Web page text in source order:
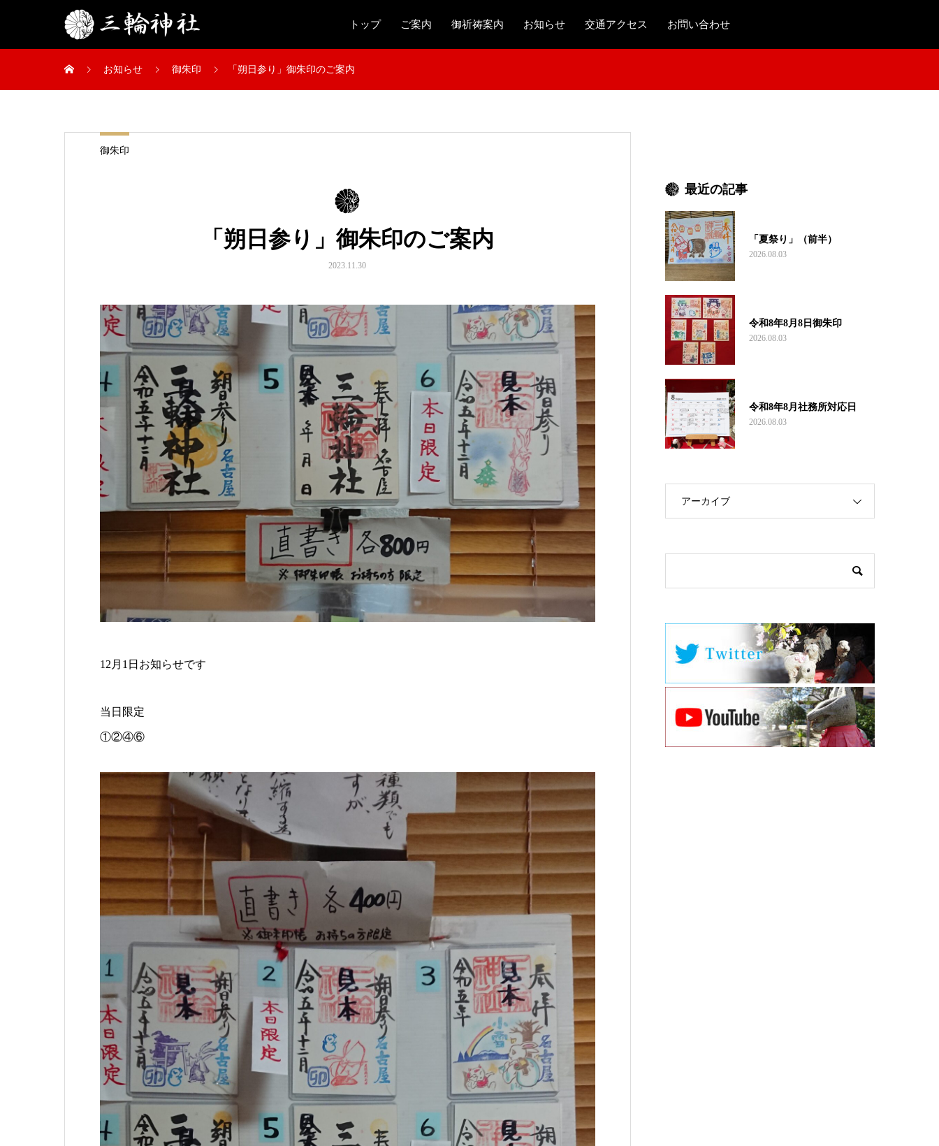
トップ ご案内 御祈祷案内 お知らせ 交通アクセス お問い合わせ
お知らせ 御朱印 「朔日参り」御朱印のご案内
御朱印
「朔日参り」御朱印のご案内
2023.11.30
12月1日お知らせです
当日限定
①②④⑥
最近の記事
「夏祭り」（前半）
2026.08.03
令和8年8月8日御朱印
2026.08.03
令和8年8月社務所対応日
2026.08.03
アーカイブ